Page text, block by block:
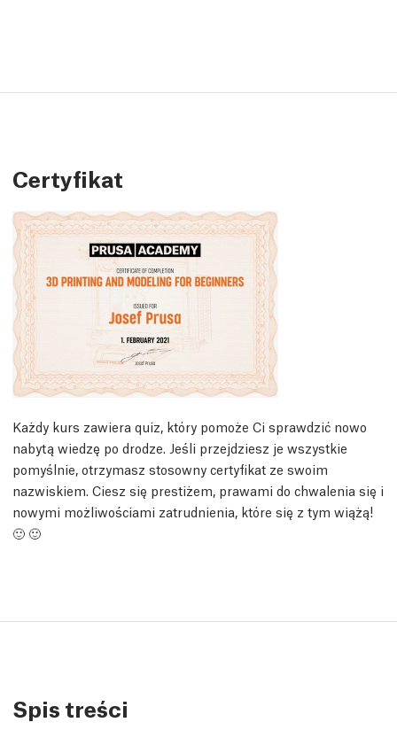
Certyfikat
Każdy kurs zawiera quiz, który pomoże Ci sprawdzić nowo
nabytą wiedzę po drodze. Jeśli przejdziesz je wszystkie
pomyślnie, otrzymasz stosowny certyfikat ze swoim
nazwiskiem. Ciesz się prestiżem, prawami do chwalenia się i
nowymi możliwościami zatrudnienia, które się z tym wiążą!
🙂 🙂
Spis treści